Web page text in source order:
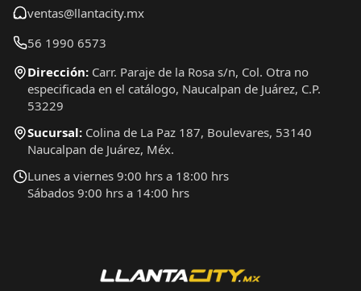
ventas@llantacity.mx
56 1990 6573
Dirección: Carr. Paraje de la Rosa s/n, Col. Otra no
especificada en el catálogo, Naucalpan de Juárez, C.P.
53229
Sucursal: Colina de La Paz 187, Boulevares, 53140
Naucalpan de Juárez, Méx.
Lunes a viernes 9:00 hrs a 18:00 hrs
Sábados 9:00 hrs a 14:00 hrs